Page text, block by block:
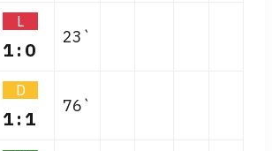
L
1:0
23`
D
1:1
76`